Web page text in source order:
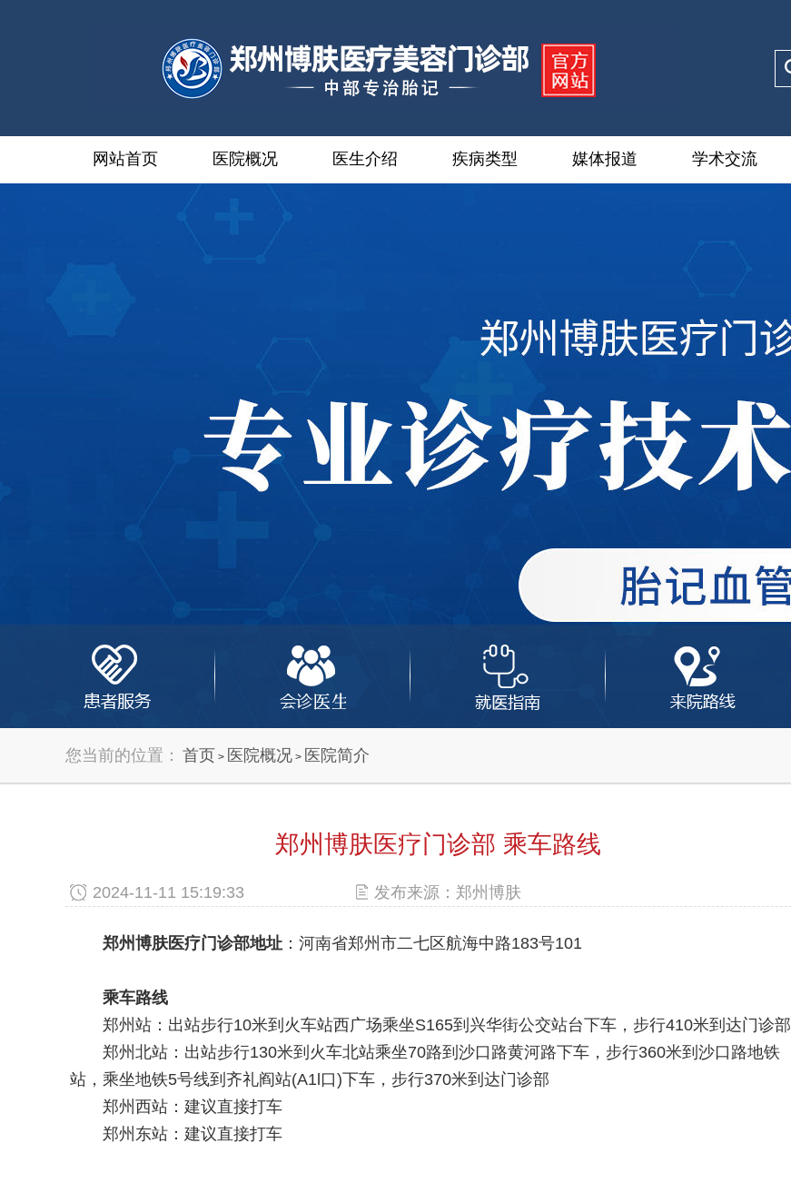
网站首页 医院概况 医生介绍 疾病类型 媒体报道 学术交流
您当前的位置： 首页 > 医院概况 > 医院简介
郑州博肤医疗门诊部 乘车路线
2024-11-11 15:19:33 发布来源：郑州博肤
郑州博肤医疗门诊部地址 ：河南省郑州市二七区航海中路183号101
乘车路线
郑州站：出站步行10米到火车站西广场乘坐S165到兴华街公交站台下车，步行410米到达门诊部
郑州北站：出站步行130米到火车北站乘坐70路到沙口路黄河路下车，步行360米到沙口路地铁
站，乘坐地铁5号线到齐礼阎站(A1l口)下车，步行370米到达门诊部
郑州西站：建议直接打车
郑州东站：建议直接打车